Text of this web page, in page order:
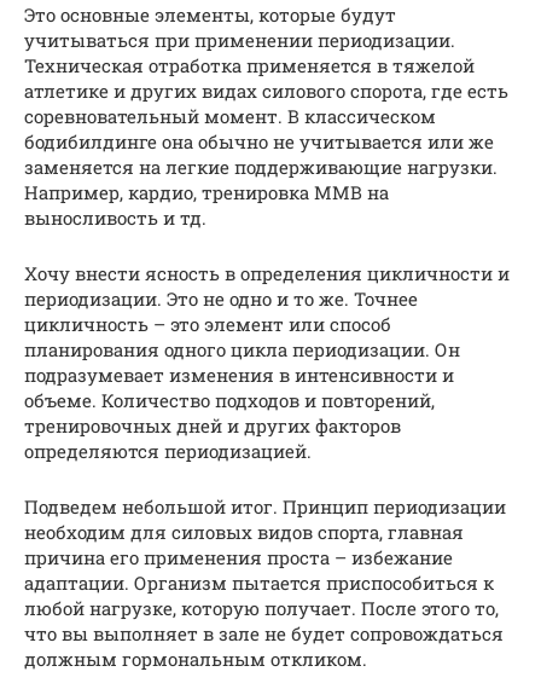
Это основные элементы, которые будут
учитываться при применении периодизации.
Техническая отработка применяется в тяжелой
атлетике и других видах силового спорота, где есть
соревновательный момент. В классическом
бодибилдинге она обычно не учитывается или же
заменяется на легкие поддерживающие нагрузки.
Например, кардио, тренировка ММВ на
выносливость и тд.
Хочу внести ясность в определения цикличности и
периодизации. Это не одно и то же. Точнее
цикличность – это элемент или способ
планирования одного цикла периодизации. Он
подразумевает изменения в интенсивности и
объеме. Количество подходов и повторений,
тренировочных дней и других факторов
определяются периодизацией.
Подведем небольшой итог. Принцип периодизации
необходим для силовых видов спорта, главная
причина его применения проста – избежание
адаптации. Организм пытается приспособиться к
любой нагрузке, которую получает. После этого то,
что вы выполняет в зале не будет сопровождаться
должным гормональным откликом.